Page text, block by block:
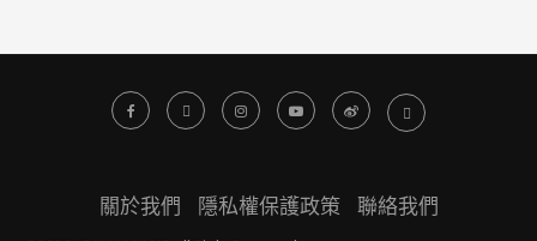
關於我們 隱私權保護政策 聯絡我們